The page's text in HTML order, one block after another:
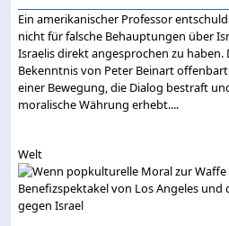
Ein amerikanischer Professor
nicht für falsche Behauptungen über
Israelis direkt angesprochen zu haben.
Bekenntnis von Peter Beinart
einer Bewegung, die Dialog bestraft
moralische Währung erhebt....
Welt